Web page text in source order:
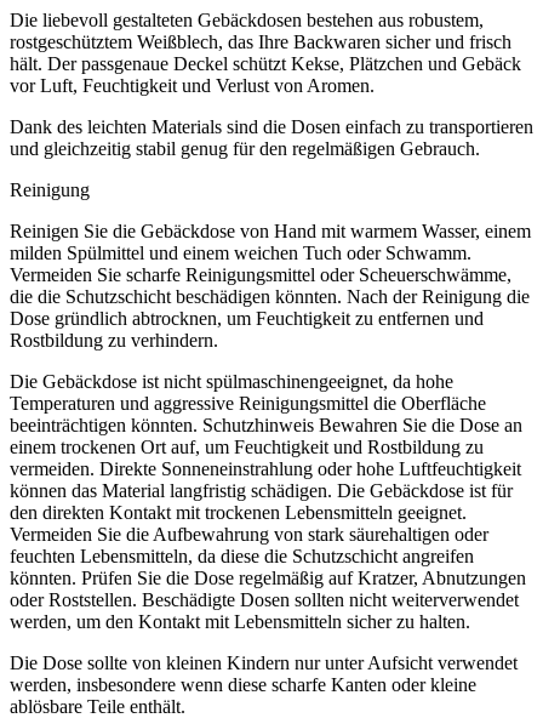
Die liebevoll gestalteten Gebäckdosen bestehen aus robustem,
rostgeschütztem Weißblech, das Ihre Backwaren sicher und frisch
hält. Der passgenaue Deckel schützt Kekse, Plätzchen und Gebäck
vor Luft, Feuchtigkeit und Verlust von Aromen.
Dank des leichten Materials sind die Dosen einfach zu transportieren
und gleichzeitig stabil genug für den regelmäßigen Gebrauch.
Reinigung
Reinigen Sie die Gebäckdose von Hand mit warmem Wasser, einem
milden Spülmittel und einem weichen Tuch oder Schwamm.
Vermeiden Sie scharfe Reinigungsmittel oder Scheuerschwämme,
die die Schutzschicht beschädigen könnten. Nach der Reinigung die
Dose gründlich abtrocknen, um Feuchtigkeit zu entfernen und
Rostbildung zu verhindern.
Die Gebäckdose ist nicht spülmaschinengeeignet, da hohe
Temperaturen und aggressive Reinigungsmittel die Oberfläche
beeinträchtigen könnten. Schutzhinweis Bewahren Sie die Dose an
einem trockenen Ort auf, um Feuchtigkeit und Rostbildung zu
vermeiden. Direkte Sonneneinstrahlung oder hohe Luftfeuchtigkeit
können das Material langfristig schädigen. Die Gebäckdose ist für
den direkten Kontakt mit trockenen Lebensmitteln geeignet.
Vermeiden Sie die Aufbewahrung von stark säurehaltigen oder
feuchten Lebensmitteln, da diese die Schutzschicht angreifen
könnten. Prüfen Sie die Dose regelmäßig auf Kratzer, Abnutzungen
oder Roststellen. Beschädigte Dosen sollten nicht weiterverwendet
werden, um den Kontakt mit Lebensmitteln sicher zu halten.
Die Dose sollte von kleinen Kindern nur unter Aufsicht verwendet
werden, insbesondere wenn diese scharfe Kanten oder kleine
ablösbare Teile enthält.